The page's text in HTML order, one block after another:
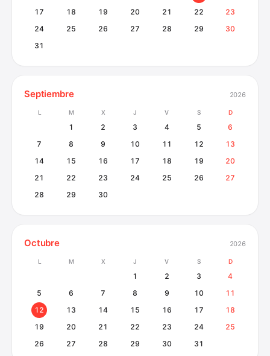
17
18 19 20 21 22
23
24
25 26 27 28 29
30
31
Septiembre 2026
L M X J V S D
1 2 3 4 5
6
7
8 9 10 11 12
13
14
15 16 17 18 19
20
21
22 23 24 25 26
27
28
29 30
Octubre 2026
L M X J V S D
1 2 3
4
5
6 7 8 9 10
11
12
13 14 15 16 17
18
19
20 21 22 23 24
25
26
27 28 29 30 31